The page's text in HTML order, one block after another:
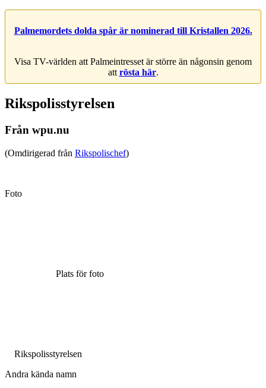
Palmemordets dolda spår är nominerad till Kristallen 2026.
Visa TV-världen att Palmeintresset är större än någonsin genom
att rösta här.
Rikspolisstyrelsen
Från wpu.nu
(Omdirigerad från Rikspolischef)
Foto
Plats för foto
Rikspolisstyrelsen
Andra kända namn